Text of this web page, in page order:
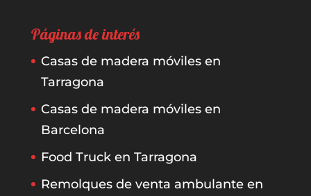
Páginas de interés
Casas de madera móviles en
Tarragona
Casas de madera móviles en
Barcelona
Food Truck en Tarragona
Remolques de venta ambulante en